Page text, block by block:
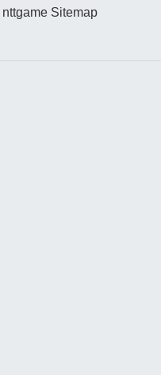
nttgame Sitemap